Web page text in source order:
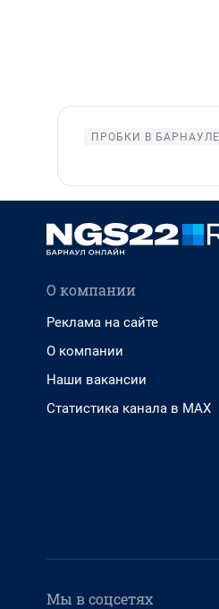
ПРОБКИ В БАРНАУЛЕ
О компании
Реклама на сайте
О компании
Наши вакансии
Статистика канала в MAX
Мы в соцсетях